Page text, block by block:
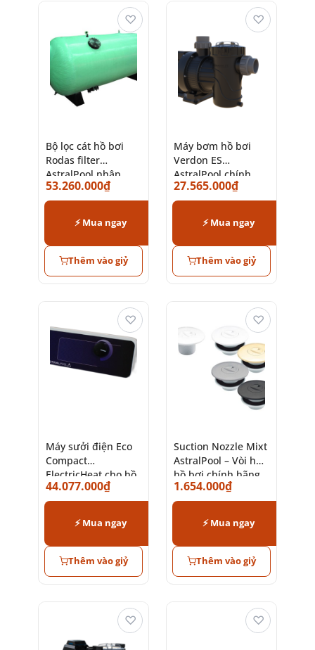
Bộ lọc cát hồ bơi
Rodas filter
AstralPool nhập
khẩu chính hãng
53.260.000₫
⚡ Mua ngay
Thêm vào giỷ
♡
Máy bơm hồ bơi
Verdon ES
AstralPool chính
hãng giá tốt
27.565.000₫
⚡ Mua ngay
Thêm vào giỷ
♡
Máy sưởi điện Eco
Compact
ElectricHeat cho hồ
bơi cao cấp
44.077.000₫
⚡ Mua ngay
Thêm vào giỷ
♡
Suction Nozzle Mixt
AstralPool – Vòi hút
hồ bơi chính hãng
Tây Ban Nha
1.654.000₫
⚡ Mua ngay
Thêm vào giỷ
♡
♡ ♡